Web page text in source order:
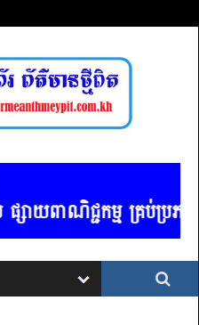
ពាណិជ្ជកម្ម គ្រប់ប្រភទ